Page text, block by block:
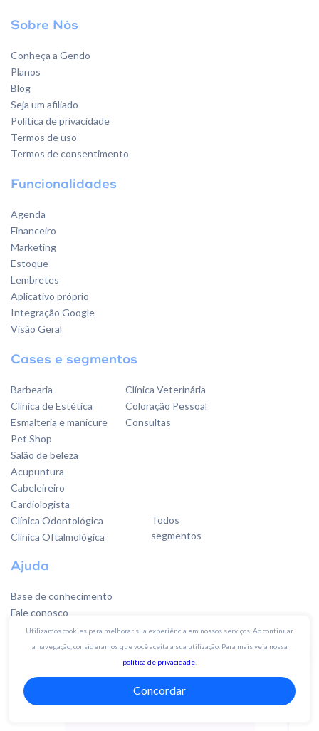
Sobre Nós
Conheça a Gendo
Planos
Blog
Seja um afiliado
Política de privacidade
Termos de uso
Termos de consentimento
Funcionalidades
Agenda
Financeiro
Marketing
Estoque
Lembretes
Aplicativo próprio
Integração Google
Visão Geral
Cases e segmentos
Todos
segmentos
Barbearia
Clínica de Estética
Esmalteria e manicure
Pet Shop
Salão de beleza
Acupuntura
Cabeleireiro
Cardiologista
Clínica Odontológica
Clínica Oftalmológica
Clínica Veterinária
Coloração Pessoal
Consultas
Ajuda
Base de conhecimento
Fale conosco
Sugestões
Quer falar
com a gente?
Utilizamos cookies para melhorar sua experiência em nossos serviços. Ao continuar
a navegação, consideramos que você aceita a sua utilização. Para mais veja nossa
política de privacidade
Concordar